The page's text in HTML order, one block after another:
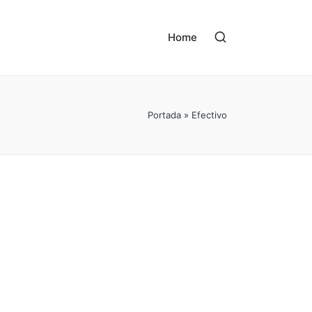
Home
Portada » Efectivo